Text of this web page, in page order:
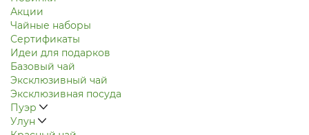
Акции
Чайные наборы
Сертификаты
Идеи для подарков
Базовый чай
Эксклюзивный чай
Эксклюзивная посуда
Пуэр
Улун